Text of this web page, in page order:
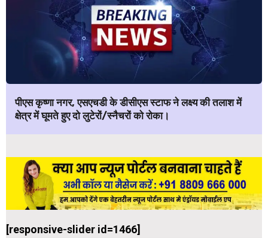
पीएस कृष्णा नगर, एसएचडी के डीसीएस स्टाफ ने लक्ष्य की तलाश में
क्षेत्र में घूमते हुए दो लुटेरों/स्नैचरों को रोका।
[responsive-slider id=1466]